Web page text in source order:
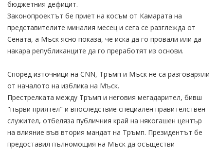
бюджетния дефицит.
Законопроектът бе приет на косъм от Камарата на
представителите миналия месец и сега се разглежда от
Сената, а Мъск ясно показа, че иска да го провали или да
накара републиканците да го преработят из основи.
Според източници на CNN, Тръмп и Мъск не са разговаряли
от началото на изблика на Мъск.
Престрелката между Тръмп и неговия мегадарител, бивш
"първи приятел" и впоследствие специален правителствен
служител, отбеляза публичния край на някогашен център
на влияние във втория мандат на Тръмп. Президентът бе
предоставил пълномощия на Мъск да осъществи